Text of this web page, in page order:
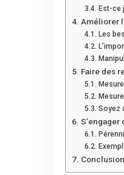
Est-ce
Améliorer
Les
Faire des
Soyez
S’engager
Conclusion